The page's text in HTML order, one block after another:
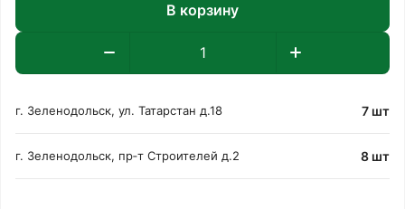
В корзину
г. Зеленодольск, ул. Татарстан д.18 7 шт
г. Зеленодольск, пр‑т Строителей д.2 8 шт